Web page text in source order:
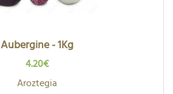
Aubergine - 1Kg
4.20€
Aroztegia